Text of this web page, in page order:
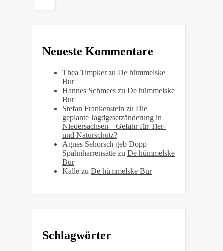
Neueste Kommentare
Thea Timpkerzu De hümmelske
Bur
Hannes Schmees zu De hümmelske
Bur
Stefan Frankenstein zu Die
geplante Jagdgesetzänderung in
Niedersachsen – Gefahr für Tier-
und Naturschutz?
Agnes Sehorsch geb Dopp
Spahnharrensätte zu De hümmelske
Bur
Kalle zu De hümmelske Bur
Schlagwörter